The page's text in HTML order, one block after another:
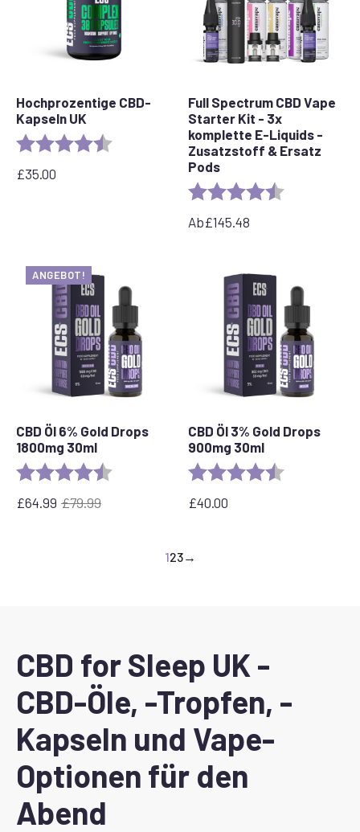
Hochprozentige CBD-
Kapseln UK
Bewertung: 4,8 von 5 Sternen
£35.00
Full Spectrum CBD Vape
Starter Kit - 3x
komplette E-Liquids -
Zusatzstoff & Ersatz
Pods
Bewertung:
Ab£145.48
ANGEBOT!
CBD Öl 6% Gold Drops
1800mg 30ml
Bewertung: 4,4 von 5 Sternen
£79.99
Der
£64.99
Aktueller
CBD Öl 3% Gold Drops
900mg 30ml
Bewertung:
£40.00
123→
CBD for Sleep UK -
CBD-Öle, -Tropfen, -
Kapseln und Vape-
Optionen für den
Abend